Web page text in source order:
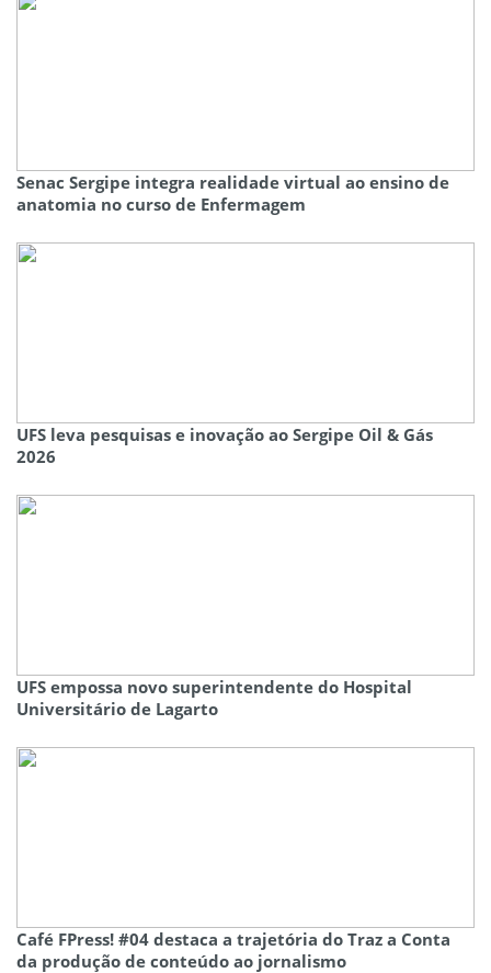
Senac Sergipe integra realidade virtual ao ensino de
anatomia no curso de Enfermagem
UFS leva pesquisas e inovação ao Sergipe Oil & Gás
2026
UFS empossa novo superintendente do Hospital
Universitário de Lagarto
Café FPress! #04 destaca a trajetória do Traz a Conta
da produção de conteúdo ao jornalismo